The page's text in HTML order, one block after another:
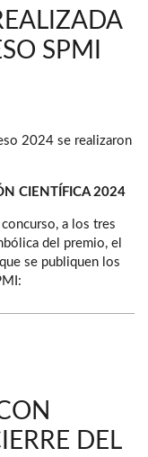
SPMI
2024 se realizaron
CIENTÍFICA 2024
a los tres
del premio, el
se publiquen los
DEL